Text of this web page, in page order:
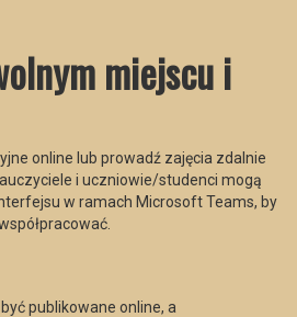
miejscu i
online lub prowadź zajęcia zdalnie
i uczniowie/studenci mogą
w ramach Microsoft Teams, by
publikowane online, a